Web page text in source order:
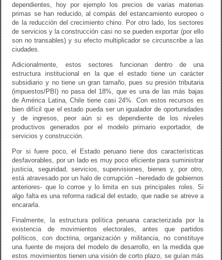
dependientes, hoy por ejemplo los precios de varias materias
primas se han reducido, al compás del estancamiento europeo o
de la reducción del crecimiento chino. Por otro lado, los sectores
de servicios y la construcción casi no se pueden exportar (por ello
son no transables) y su efecto multiplicador se circunscribe a las
ciudades.
Adicionalmente, estos sectores funcionan dentro de una
estructura institucional en la que el estado tiene un carácter
subsidiario y no tiene un gran tamaño, pues su presión tributaria
(impuestos/PBI) no pasa del 18%, que es una de las más bajas
de América Latina, Chile tiene casi 24%. Con estos recursos es
bien difícil que el estado pueda ser un igualador de oportunidades
y de ingresos, peor aún si es dependiente de los niveles
productivos generados por el modelo primario exportador, de
servicios y construcción.
Por si fuere poco, el Estado peruano tiene dos características
desfavorables, por un lado es muy poco eficiente para suministrar
justicia, seguridad, servicios, supervisiones, bienes y, por otro,
está atravesado por un halo de corrupción –heredado de gobiernos
anteriores- que lo corroe y lo limita en sus principales roles. Si
algo falta es una reforma radical del estado, que nadie se atreve a
encararla.
Finalmente, la estructura política peruana caracterizada por la
existencia de movimientos electorales, antes que partidos
políticos, con doctrina, organización y militancia, no constituye
una fuente de mejora del modelo de desarrollo, en la medida que
estos movimientos tienen una visión de corto plazo, se guían más